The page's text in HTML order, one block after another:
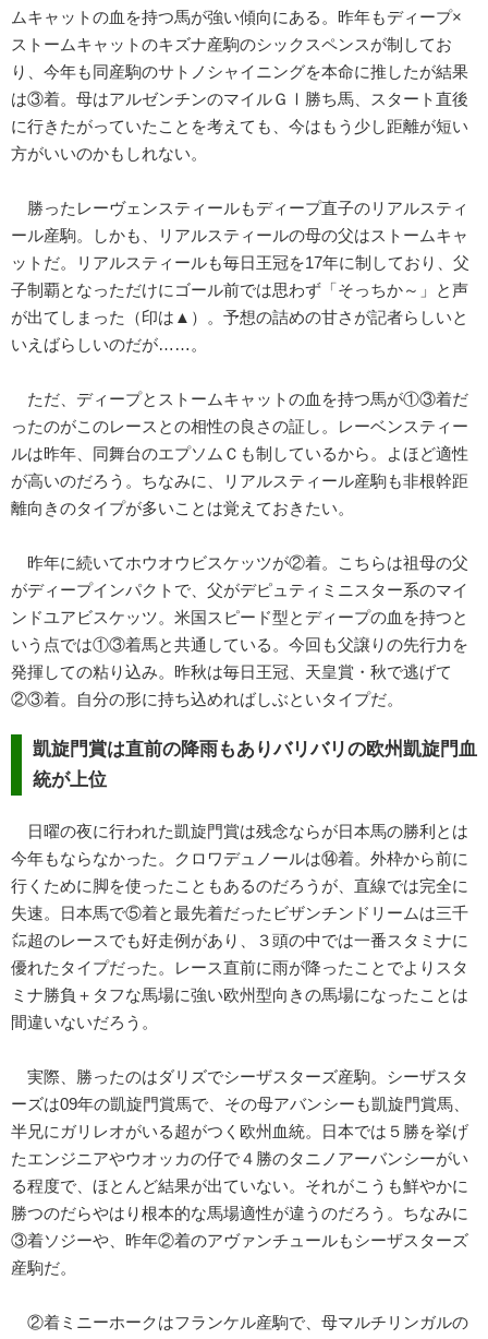
ムキャットの血を持つ馬が強い傾向にある。昨年もディープ×
ストームキャットのキズナ産駒のシックスペンスが制してお
り、今年も同産駒のサトノシャイニングを本命に推したが結果
は③着。母はアルゼンチンのマイルＧⅠ勝ち馬、スタート直後
に行きたがっていたことを考えても、今はもう少し距離が短い
方がいいのかもしれない。
勝ったレーヴェンスティールもディープ直子のリアルスティ
ール産駒。しかも、リアルスティールの母の父はストームキャ
ットだ。リアルスティールも毎日王冠を17年に制しており、父
子制覇となっただけにゴール前では思わず「そっちか～」と声
が出てしまった（印は▲）。予想の詰めの甘さが記者らしいと
いえばらしいのだが……。
ただ、ディープとストームキャットの血を持つ馬が①③着だ
ったのがこのレースとの相性の良さの証し。レーベンスティー
ルは昨年、同舞台のエプソムＣも制しているから。よほど適性
が高いのだろう。ちなみに、リアルスティール産駒も非根幹距
離向きのタイプが多いことは覚えておきたい。
昨年に続いてホウオウビスケッツが②着。こちらは祖母の父
がディープインパクトで、父がデピュティミニスター系のマイ
ンドユアビスケッツ。米国スピード型とディープの血を持つと
いう点では①③着馬と共通している。今回も父譲りの先行力を
発揮しての粘り込み。昨秋は毎日王冠、天皇賞・秋で逃げて
②③着。自分の形に持ち込めればしぶといタイプだ。
凱旋門賞は直前の降雨もありバリバリの欧州凱旋門血
統が上位
日曜の夜に行われた凱旋門賞は残念ならが日本馬の勝利とは
今年もならなかった。クロワデュノールは⑭着。外枠から前に
行くために脚を使ったこともあるのだろうが、直線では完全に
失速。日本馬で⑤着と最先着だったビザンチンドリームは三千
㍍超のレースでも好走例があり、３頭の中では一番スタミナに
優れたタイプだった。レース直前に雨が降ったことでよりスタ
ミナ勝負＋タフな馬場に強い欧州型向きの馬場になったことは
間違いないだろう。
実際、勝ったのはダリズでシーザスターズ産駒。シーザスタ
ーズは09年の凱旋門賞馬で、その母アバンシーも凱旋門賞馬、
半兄にガリレオがいる超がつく欧州血統。日本では５勝を挙げ
たエンジニアやウオッカの仔で４勝のタニノアーバンシーがい
る程度で、ほとんど結果が出ていない。それがこうも鮮やかに
勝つのだらやはり根本的な馬場適性が違うのだろう。ちなみに
③着ソジーや、昨年②着のアヴァンチュールもシーザスターズ
産駒だ。
②着ミニーホークはフランケル産駒で、母マルチリンガルの